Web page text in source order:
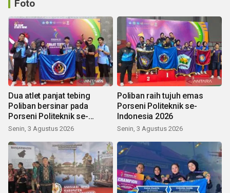
Foto
Dua atlet panjat tebing
Poliban bersinar pada
Porseni Politeknik se-
Indonesia 2026
Senin, 3 Agustus 2026
Poliban raih tujuh emas
Porseni Politeknik se-
Indonesia 2026
Senin, 3 Agustus 2026